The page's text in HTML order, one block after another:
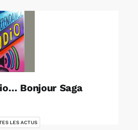
Bonjour Saga
LES ACTUS